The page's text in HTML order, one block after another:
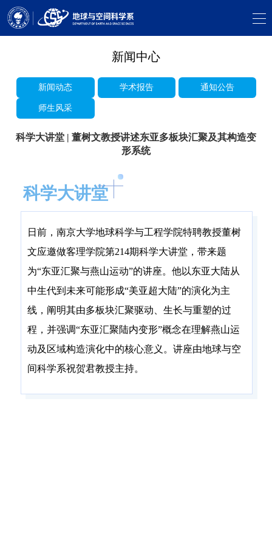
新闻中心
新闻动态 学术报告 通知公告
师生风采
科学大讲堂 | 董树文教授讲述东亚多板块汇聚及其构造变
形系统
科学大讲堂
日前，南京大学地球科学与工程学院特聘教授董树
文应邀做客理学院第214期科学大讲堂，带来题
为“东亚汇聚与燕山运动”的讲座。他以东亚大陆从
中生代到未来可能形成“美亚超大陆”的演化为主
线，阐明其由多板块汇聚驱动、生长与重塑的过
程，并强调“东亚汇聚陆内变形”概念在理解燕山运
动及区域构造演化中的核心意义。讲座由地球与空
间科学系祝贺君教授主持。